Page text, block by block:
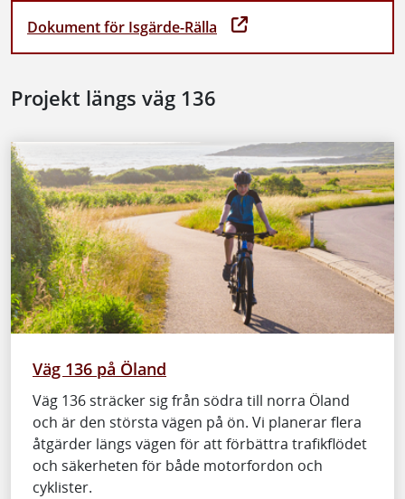
Dokument för Isgärde-Rälla
Projekt längs väg 136
Väg 136 på Öland
Väg 136 sträcker sig från södra till norra Öland
och är den största vägen på ön. Vi planerar flera
åtgärder längs vägen för att förbättra trafikflödet
och säkerheten för både motorfordon och
cyklister.